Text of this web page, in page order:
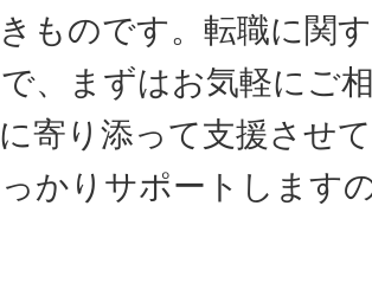
ものです。転職に関
、まずはお気軽にご
寄り添って支援させ
かりサポートします